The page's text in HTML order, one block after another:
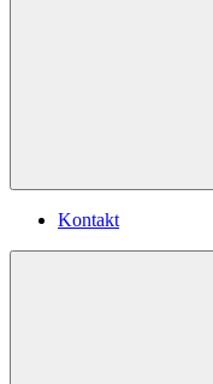
Kontakt